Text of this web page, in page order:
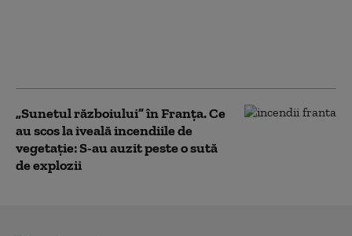
„Sunetul războiului” în Franța. Ce
au scos la iveală incendiile de
vegetație: S-au auzit peste o sută
de explozii